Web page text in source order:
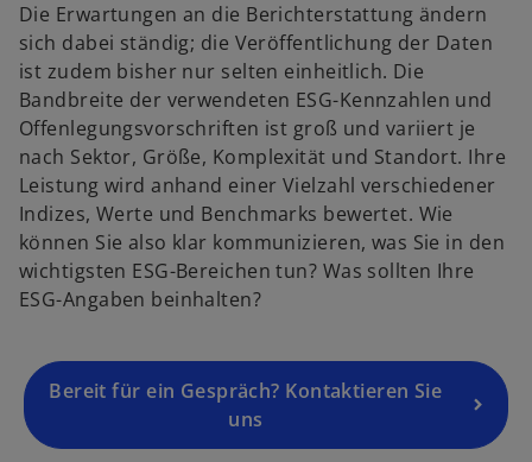
Die Erwartungen an die Berichterstattung ändern
sich dabei ständig; die Veröffentlichung der Daten
ist zudem bisher nur selten einheitlich. Die
Bandbreite der verwendeten ESG-Kennzahlen und
Offenlegungsvorschriften ist groß und variiert je
nach Sektor, Größe, Komplexität und Standort. Ihre
Leistung wird anhand einer Vielzahl verschiedener
Indizes, Werte und Benchmarks bewertet. Wie
können Sie also klar kommunizieren, was Sie in den
wichtigsten ESG-Bereichen tun? Was sollten Ihre
ESG-Angaben beinhalten?
Bereit für ein Gespräch? Kontaktieren Sie
uns
e
n
r
n
u
e
t